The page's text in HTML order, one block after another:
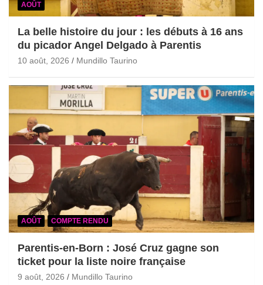
AOÛT
La belle histoire du jour : les débuts à 16 ans
du picador Angel Delgado à Parentis
10 août, 2026 Mundillo Taurino
AOÛT COMPTE RENDU
Parentis-en-Born : José Cruz gagne son
ticket pour la liste noire française
9 août, 2026 Mundillo Taurino